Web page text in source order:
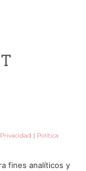
| Política
fines analíticos y